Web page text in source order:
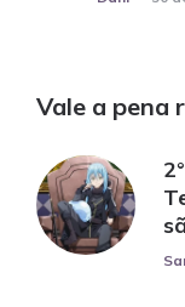
Vale a pena